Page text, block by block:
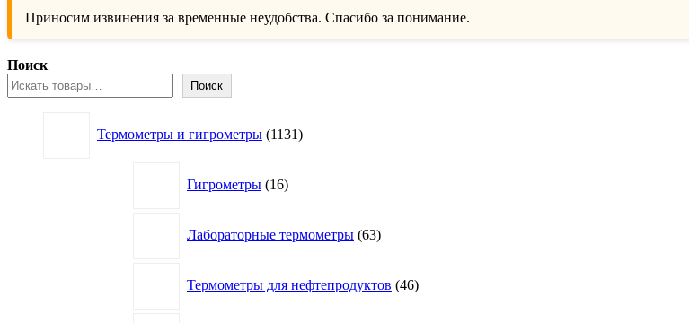
Приносим извинения за временные неудобства. Спасибо за понимание.
Поиск
Поиск
Термометры и гигрометры 1131товар
Гигрометры 16товаров
Лабораторные термометры 63товара
Термометры для нефтепродуктов 46товаров